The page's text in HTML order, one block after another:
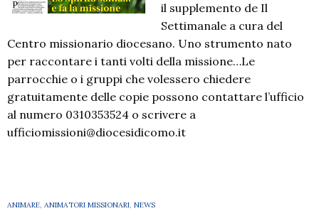
il supplemento de Il
Settimanale a cura del
Centro missionario diocesano. Uno strumento nato
per raccontare i tanti volti della missione…Le
parrocchie o i gruppi che volessero chiedere
gratuitamente delle copie possono contattare l’ufficio
al numero 0310353524 o scrivere a
ufficiomissioni@diocesidicomo.it
ANIMARE, ANIMATORI MISSIONARI, NEWS